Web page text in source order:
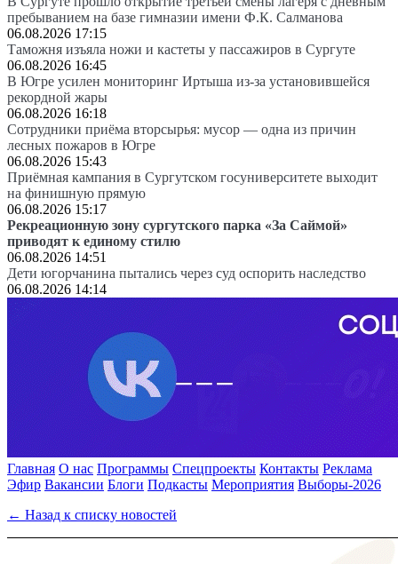
пребыванием на базе гимназии имени Ф.К. Салманова
06.08.2026 17:15
Таможня изъяла ножи и кастеты у пассажиров в Сургуте
06.08.2026 16:45
В Югре усилен мониторинг Иртыша из-за установившейся
рекордной жары
06.08.2026 16:18
Сотрудники приёма вторсырья: мусор — одна из причин
лесных пожаров в Югре
06.08.2026 15:43
Приёмная кампания в Сургутском госуниверситете выходит
на финишную прямую
06.08.2026 15:17
Рекреационную зону сургутского парка «За Саймой»
приводят к единому стилю
06.08.2026 14:51
Дети югорчанина пытались через суд оспорить наследство
06.08.2026 14:14
Главная О нас Программы Спецпроекты Контакты Реклама
Эфир Вакансии Блоги Подкасты Мероприятия Выборы-2026
← Назад к списку новостей